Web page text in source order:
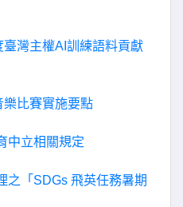
灣主權AI訓練語料貢獻
樂比賽實施要點
中立相關規定
之「SDGs 飛英任務暑期